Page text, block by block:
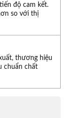
độ cam kết.
so với thị
thương hiệu
chuẩn chất